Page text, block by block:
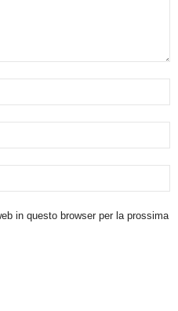
in questo browser per la prossima